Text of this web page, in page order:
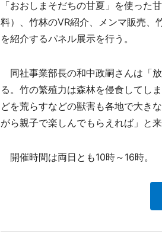
「おおしまそだちの甘夏」を使った
料）、竹林のVR紹介、メンマ販売、
を紹介するパネル展示を行う。
同社事業部長の和中政嗣さんは「
る。竹の繁殖力は森林を侵食してし
どを荒らすなどの獣害も各地で大き
がら親子で楽しんでもらえれば」と来
開催時間は両日とも10時～16時。